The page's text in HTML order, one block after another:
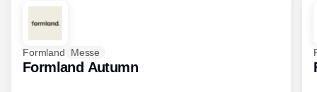
Formland Messe
Formland Autumn